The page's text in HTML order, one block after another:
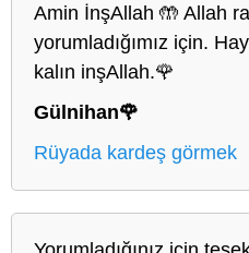
Amin İnşAllah 🤲 Allah
yorumladığımız için.
kalın inşAllah.🌹
Gülnihan🌹
Rüyada kardeş görmek